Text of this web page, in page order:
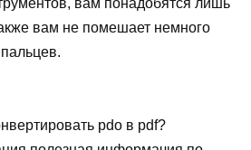
вам не помешает немного
pdo в pdf?